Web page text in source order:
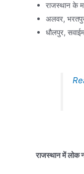
राजस्थान के
अलवर,
धौलपुर,
राजस्थान में लोक